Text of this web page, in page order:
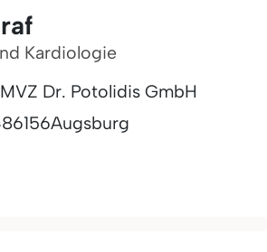
Kardiologie
Dr. Potolidis GmbH
86156Augsburg